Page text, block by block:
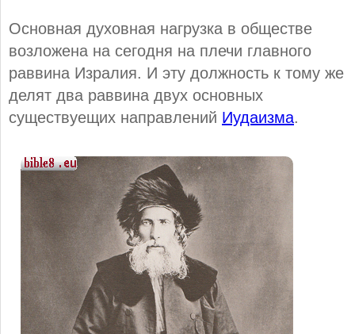
Основная духовная нагрузка в обществе
возложена на сегодня на плечи главного
раввина Изралия. И эту должность к тому же
делят два раввина двух основных
существуещих направлений Иудаизма.